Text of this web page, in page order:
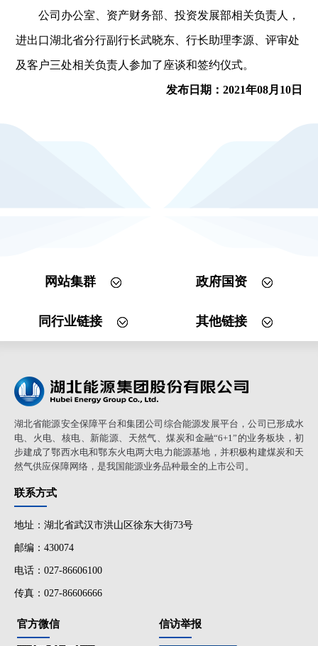
公司办公室、资产财务部、投资发展部相关负责人，
进出口湖北省分行副行长武晓东、行长助理李源、评审处
及客户三处相关负责人参加了座谈和签约仪式。
发布日期：2021年08月10日
网站集群 政府国资
同行业链接 其他链接
湖北省能源安全保障平台和集团公司综合能源发展平台，公司已形成水
电、火电、核电、新能源、天然气、煤炭和金融“6+1”的业务板块，初
步建成了鄂西水电和鄂东火电两大电力能源基地，并积极构建煤炭和天
然气供应保障网络，是我国能源业务品种最全的上市公司。
联系方式
地址：湖北省武汉市洪山区徐东大街73号
邮编：430074
电话：027-86606100
传真：027-86606666
官方微信 信访举报